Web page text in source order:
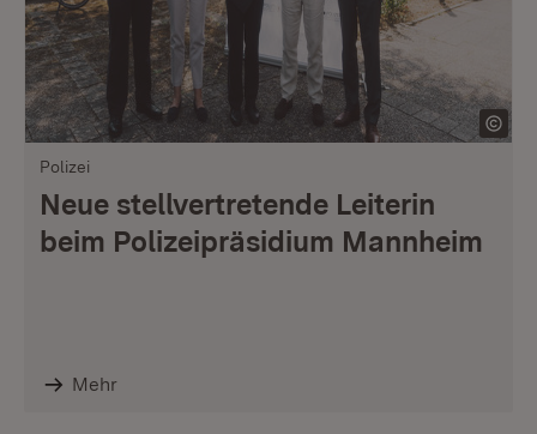
Polizei
Neue stellvertretende Leiterin
beim Polizeipräsidium Mannheim
Mehr